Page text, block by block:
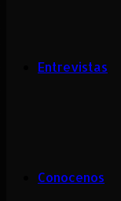
Entrevistas
Conocenos